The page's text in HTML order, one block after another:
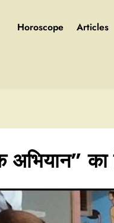
Horoscope Articles
का